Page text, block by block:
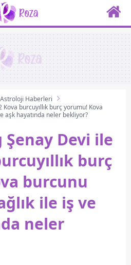
Astroloji Haberleri
burcuyıllık burç yorumu! Kova
aşk hayatında neler bekliyor?
Devi ile
burç
burcunu
ile iş ve
neler